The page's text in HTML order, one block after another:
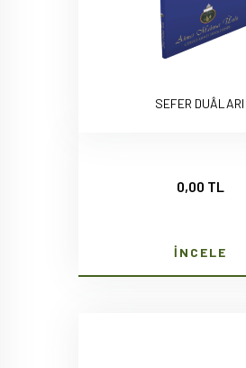
SEFER DUÂLARI
0,00 TL
İNCELE